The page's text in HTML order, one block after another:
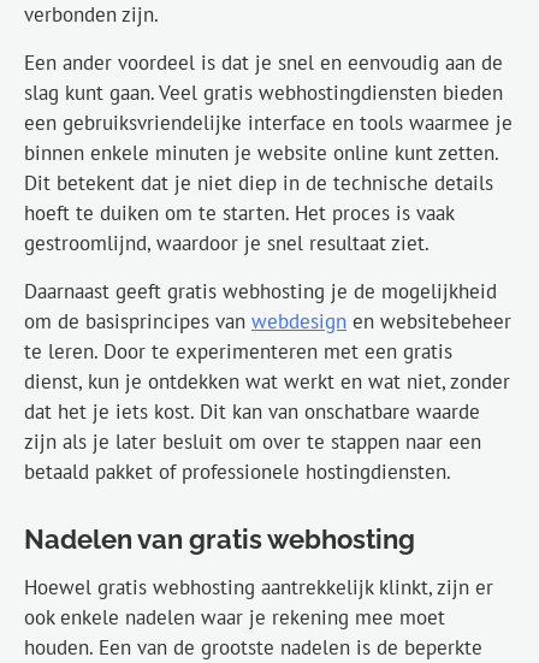
verbonden zijn.
Een ander voordeel is dat je snel en eenvoudig aan de
slag kunt gaan. Veel gratis webhostingdiensten bieden
een gebruiksvriendelijke interface en tools waarmee je
binnen enkele minuten je website online kunt zetten.
Dit betekent dat je niet diep in de technische details
hoeft te duiken om te starten. Het proces is vaak
gestroomlijnd, waardoor je snel resultaat ziet.
Daarnaast geeft gratis webhosting je de mogelijkheid
om de basisprincipes van webdesign en websitebeheer
te leren. Door te experimenteren met een gratis
dienst, kun je ontdekken wat werkt en wat niet, zonder
dat het je iets kost. Dit kan van onschatbare waarde
zijn als je later besluit om over te stappen naar een
betaald pakket of professionele hostingdiensten.
Nadelen van gratis webhosting
Hoewel gratis webhosting aantrekkelijk klinkt, zijn er
ook enkele nadelen waar je rekening mee moet
houden. Een van de grootste nadelen is de beperkte